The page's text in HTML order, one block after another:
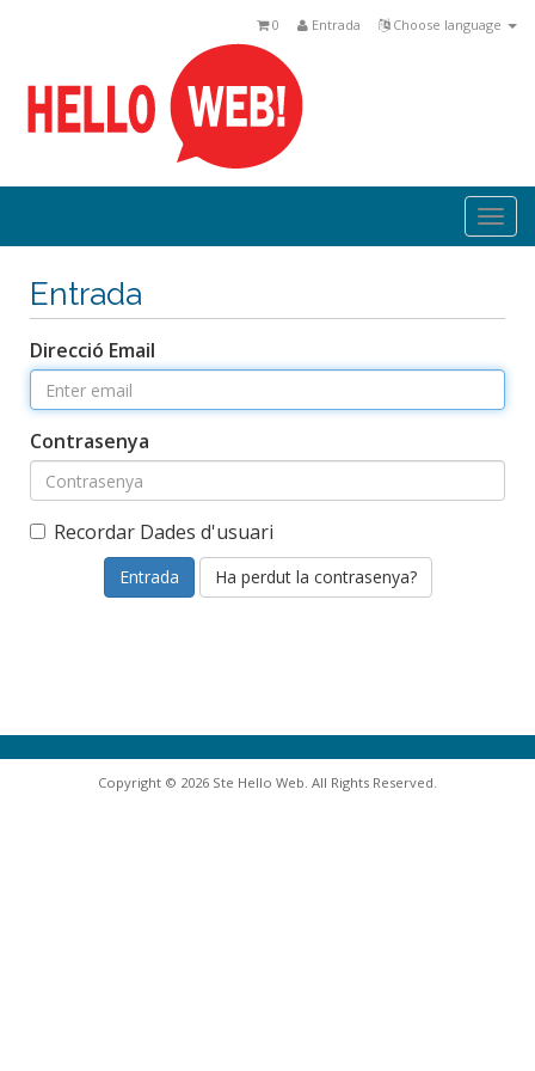
Choose language
Entrada
0
Entrada
Direcció Email
Contrasenya
Recordar Dades d'usuari
Ha perdut la contrasenya?
Copyright © 2026 Ste Hello Web. All Rights Reserved.